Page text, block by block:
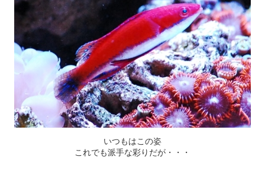
いつもはこの姿
これでも派手な彩りだが・・・